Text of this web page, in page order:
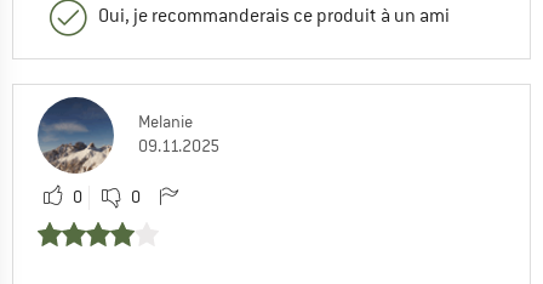
Oui, je recommanderais ce produit à un ami
Melanie
09.11.2025
0 0